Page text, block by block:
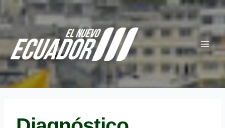
contenido
Main
Menu
Navegación